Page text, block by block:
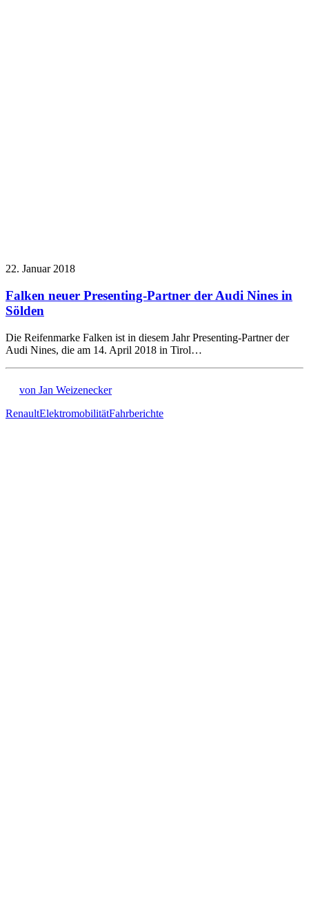
22. Januar 2018
Falken neuer Presenting-Partner der Audi Nines in
Sölden
Die Reifenmarke Falken ist in diesem Jahr Presenting-Partner der
Audi Nines, die am 14. April 2018 in Tirol…
von Jan Weizenecker
RenaultElektromobilitätFahrberichte